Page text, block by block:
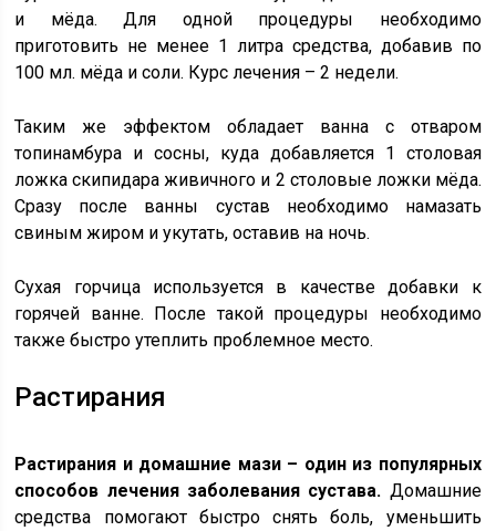
и мёда. Для одной процедуры необходимо
приготовить не менее 1 литра средства, добавив по
100 мл. мёда и соли. Курс лечения – 2 недели.
Таким же эффектом обладает ванна с отваром
топинамбура и сосны, куда добавляется 1 столовая
ложка скипидара живичного и 2 столовые ложки мёда.
Сразу после ванны сустав необходимо намазать
свиным жиром и укутать, оставив на ночь.
Сухая горчица используется в качестве добавки к
горячей ванне. После такой процедуры необходимо
также быстро утеплить проблемное место.
Растирания
Растирания и домашние мази – один из популярных
способов лечения заболевания сустава. Домашние
средства помогают быстро снять боль, уменьшить